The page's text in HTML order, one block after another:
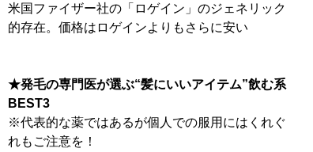
米国ファイザー社の「ロゲイン」のジェネリック
的存在。価格はロゲインよりもさらに安い
★発毛の専門医が選ぶ“髪にいいアイテム”飲む系
BEST3
※代表的な薬ではあるが個人での服用にはくれぐ
れもご注意を！